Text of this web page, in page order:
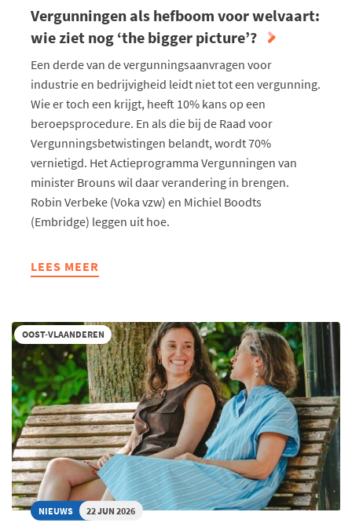
Vergunningen als hefboom voor welvaart:
wie ziet nog ‘the bigger picture’?
Een derde van de vergunningsaanvragen voor
industrie en bedrijvigheid leidt niet tot een vergunning.
Wie er toch een krijgt, heeft 10% kans op een
beroepsprocedure. En als die bij de Raad voor
Vergunningsbetwistingen belandt, wordt 70%
vernietigd. Het Actieprogramma Vergunningen van
minister Brouns wil daar verandering in brengen.
Robin Verbeke (Voka vzw) en Michiel Boodts
(Embridge) leggen uit hoe.
LEES MEER
ABOUT
HEFBOOM
VOOR
WELVAART:
WIE
ZIET
NOG
‘THE
BIGGER
PICTURE’?
OOST-VLAANDEREN
NIEUWS 22 JUN 2026